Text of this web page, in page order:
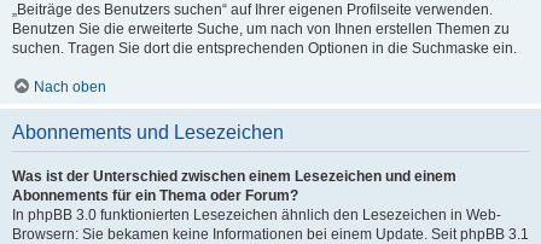
„Beiträge des Benutzers suchen“ auf Ihrer eigenen Profilseite verwenden.
Benutzen Sie die erweiterte Suche, um nach von Ihnen erstellen Themen zu
suchen. Tragen Sie dort die entsprechenden Optionen in die Suchmaske ein.
Nach oben
Abonnements und Lesezeichen
Was ist der Unterschied zwischen einem Lesezeichen und einem
Abonnements für ein Thema oder Forum?
In phpBB 3.0 funktionierten Lesezeichen ähnlich den Lesezeichen in Web-
Browsern: Sie bekamen keine Informationen bei einem Update. Seit phpBB 3.1